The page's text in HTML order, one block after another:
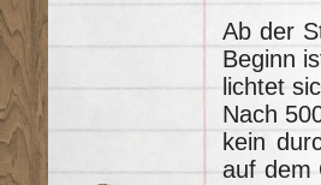
Ab der
Beginn
lichtet
Nach
kein
auf dem